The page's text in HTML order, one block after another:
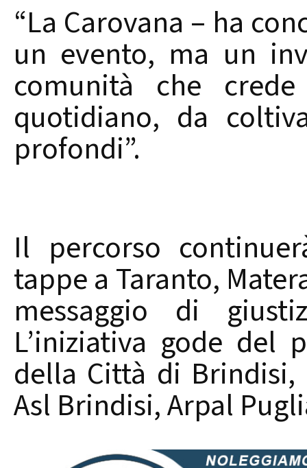
“La Carovana – ha
un evento, ma un
comunità che
quotidiano, da
profondi”.
Il percorso
tappe a Taranto,
messaggio di
L’iniziativa gode del
della Città di
Asl Brindisi, Arpal